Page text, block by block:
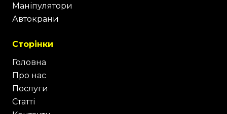
Маніпулятори
Автокрани
Сторінки
Головна
Про нас
Послуги
Статті